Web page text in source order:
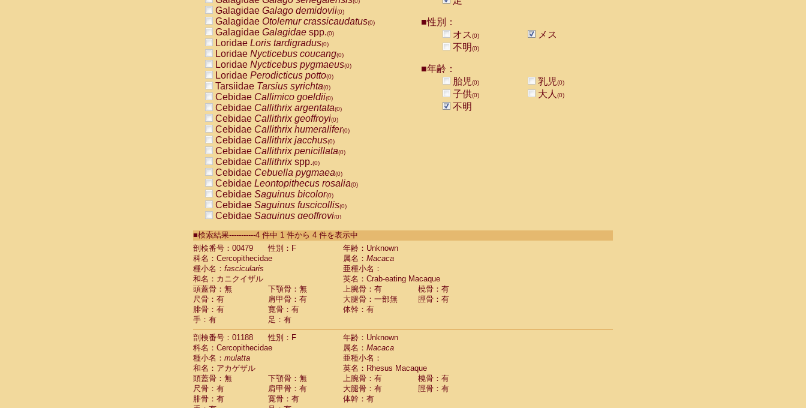
Galagidae Galago demidovii(0)
Galagidae Otolemur crassicaudatus(0)
Galagidae Galagidae spp.(0)
Loridae Loris tardigradus(0)
Loridae Nycticebus coucang(0)
Loridae Nycticebus pygmaeus(0)
Loridae Perodicticus potto(0)
Tarsiidae Tarsius syrichta(0)
Cebidae Callimico goeldii(0)
Cebidae Callithrix argentata(0)
Cebidae Callithrix geoffroyi(0)
Cebidae Callithrix humeralifer(0)
Cebidae Callithrix jacchus(0)
Cebidae Callithrix penicillata(0)
Cebidae Callithrixspp.(0)
Cebidae Cebuella pygmaea(0)
Cebidae Leontopithecus rosalia(0)
Cebidae Saguinus bicolor(0)
Cebidae Saguinus fuscicollis(0)
Cebidae Saguinus geoffroyi(0)
CebidaeSaguinus labiatus(0)
Cebidae Saguinus leucopus (0)
CebidaeSaguinus midas
CebidaeSaguinus mystax
CebidaeSaguinus nigricollis (1)
Cebidae Saguinus oedipus
Cebidae Saguinus weddelli
Cebidae Saguinusspp.
Cebidae Aotus trivirgatus
Cebidae Cebus albifrons
CebidaeCebus apella
Cebidae
CebidaeCebus nigrivittatus
Cebidae Cebusspp.(0)
Cebidae Saimiri boliviensis
Cebidae Saimiri sciureus
■性別：
オス(0)
メス
不明(0)
■年齢：
胎児(0) 乳児(0)
子供(0) 大人 (0)
不明
■検索結果-----------4 件中 1 件から 4 件を表示中
剖検番号：00479
性別：F
年齢：Unknown
科名：Cercopithecidae
属名： Macaca
種小名： fascicularis
亜種小名：
和名：カニクイザル
英名：Crab-eating Macaque
頭蓋骨：無
下顎骨：無 上腕骨：有
橈骨：有
尺骨：有
肩甲骨：有 大腿骨：一部無
脛骨：有
腓骨：有
寛骨：有
体幹：有
手：有
足：有
剖検番号：01188
性別：F
年齢：Unknown
科名：Cercopithecidae
属名： Macaca
種小名： mulatta
亜種小名：
和名：アカゲザル
英名：Rhesus Macaque
頭蓋骨：無
下顎骨：無 上腕骨：有
橈骨：有
尺骨：有
肩甲骨：有 大腿骨：有
脛骨：有
腓骨：有
寛骨：有
体幹：有